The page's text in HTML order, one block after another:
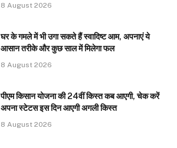
8 August 2026
घर के गमले में भी उगा सकते हैं स्वादिष्ट आम, अपनाएं ये
आसान तरीके और कुछ साल में मिलेगा फल
8 August 2026
पीएम किसान योजना की 24वीं किस्त कब आएगी, चेक करें
अपना स्टेटस इस दिन आएगी अगली किस्त
8 August 2026